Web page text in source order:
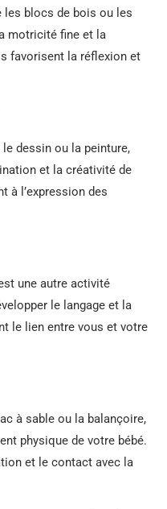
les blocs de bois ou les
motricité fine et la
favorisent la réflexion et
le dessin ou la peinture,
et la créativité de
à l’expression des
une autre activité
le langage et la
le lien entre vous et votre
à sable ou la balançoire,
physique de votre bébé.
et le contact avec la